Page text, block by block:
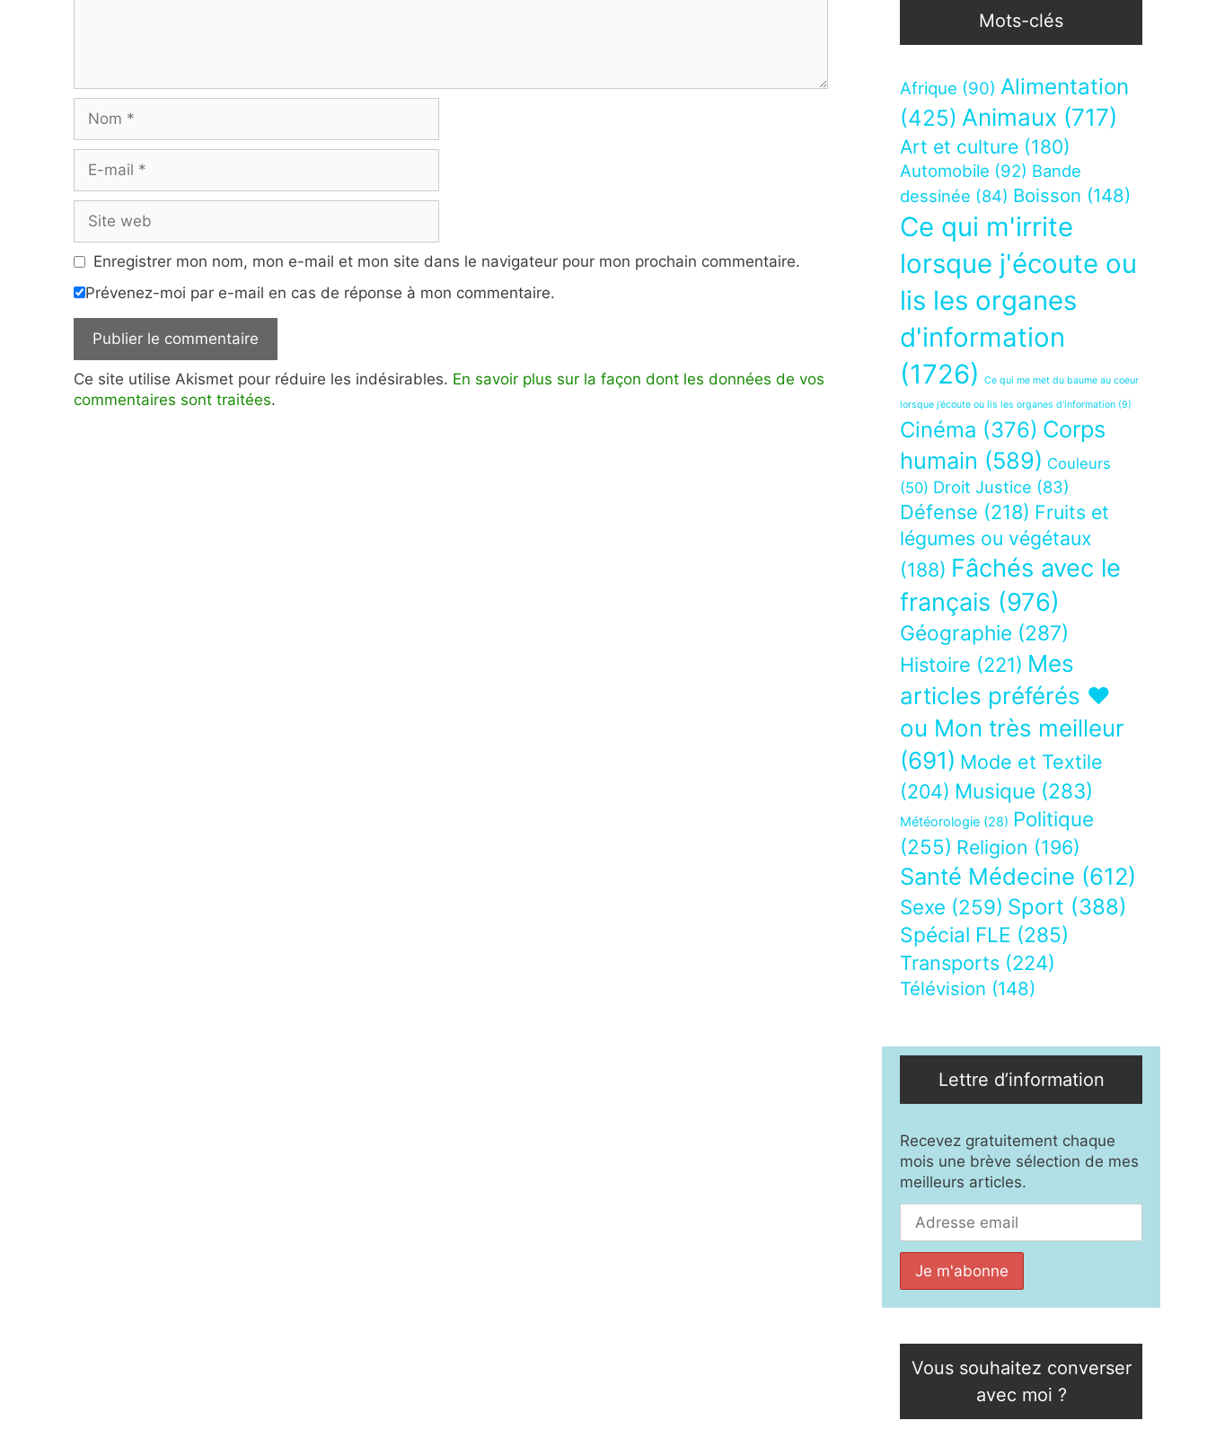
mail
web
Enregistrer mon nom, mon e-mail et mon site dans le navigateur pour mon prochain commentaire.
Prévenez-moi par e-mail en cas de réponse à mon commentaire.
Ce site utilise Akismet pour réduire les indésirables. En savoir plus sur la façon dont les données de vos
commentaires sont traitées.
Mots-clés
Afrique (90) Alimentation
(425) Animaux (717)
Art et culture (180)
Automobile (92) Bande
dessinée (84) Boisson (148)
Ce qui m'irrite
lorsque j'écoute ou
lis les organes
d'information
(1726)
Ce qui me met du baume au coeur
lorsque j’écoute ou lis les organes d’information (9)
Cinéma (376) Corps
humain (589) Couleurs
(50) Droit Justice (83)
Défense (218) Fruits et
légumes ou végétaux
(188) Fâchés avec le
français (976)
Géographie (287)
Histoire (221) Mes
articles préférés ❤
ou Mon très meilleur
(691) Mode et Textile
(204) Musique (283)
Météorologie (28) Politique
(255) Religion (196)
Santé Médecine (612)
Sexe (259) Sport (388)
Spécial FLE (285)
Transports (224)
Télévision (148)
Lettre d’information
Recevez gratuitement chaque
mois une brève sélection de mes
meilleurs articles.
Vous souhaitez converser
avec moi ?